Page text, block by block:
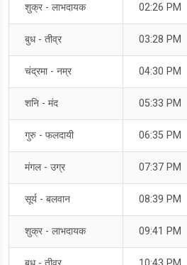
शुक्र - लाभदायक 02:26 PM
बुध - तीव्र 03:28 PM
चंद्रमा - नम्र 04:30 PM
शनि - मंद 05:33 PM
गुरु - फलदायी 06:35 PM
मंगल - उग्र 07:37 PM
सूर्य - बलवान 08:39 PM
शुक्र - लाभदायक 09:41 PM